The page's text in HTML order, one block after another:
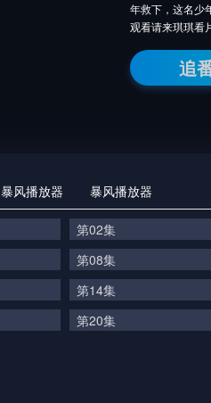
年救下，这名少
观看请来琪琪看
追
暴风播放器 暴风播放器
第02集
第08集
第14集
第20集